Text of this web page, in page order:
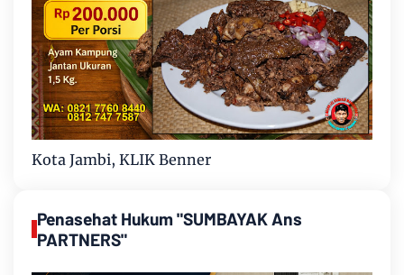
Kota Jambi, KLIK Benner
Penasehat Hukum "SUMBAYAK Ans
PARTNERS"